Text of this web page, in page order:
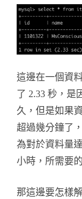
這邊在一個資
了 2.33 秒，是
久，但是如果
超過幾分鐘了
為對於資料量
小時，所需要
那這邊要怎樣